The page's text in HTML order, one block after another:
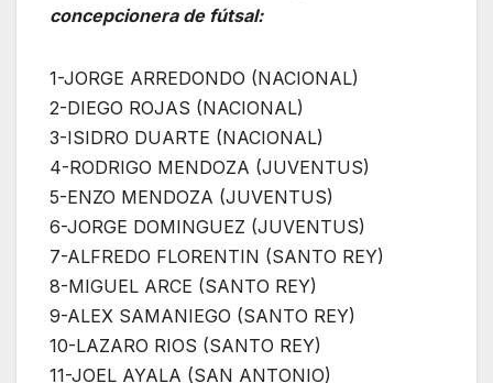
concepcionera de fútsal:
1-JORGE ARREDONDO (NACIONAL)
2-DIEGO ROJAS (NACIONAL)
3-ISIDRO DUARTE (NACIONAL)
4-RODRIGO MENDOZA (JUVENTUS)
5-ENZO MENDOZA (JUVENTUS)
6-JORGE DOMINGUEZ (JUVENTUS)
7-ALFREDO FLORENTIN (SANTO REY)
8-MIGUEL ARCE (SANTO REY)
9-ALEX SAMANIEGO (SANTO REY)
10-LAZARO RIOS (SANTO REY)
11-JOEL AYALA (SAN ANTONIO)